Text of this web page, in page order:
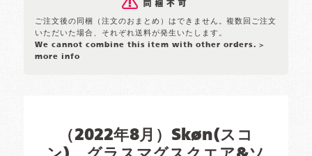
ご注文後の同梱（注文のおまとめ）はできません。複数回ご注文
いただいた場合、それぞれ送料が発生いたします。
We cannot combine this item with other orders. >
more info
（2022年8月）Skøn(スコ